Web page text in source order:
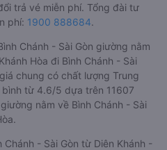
trả vé miễn phí. Tổng đài tư
phí: 1900 888684.
Chánh - Sài Gòn giường nằm
Hòa đi Bình Chánh - Sài
chung có chất lượng Trung
từ 4.6/5 dựa trên 11607
nằm về Bình Chánh - Sài
- Sài Gòn từ Diên Khánh -